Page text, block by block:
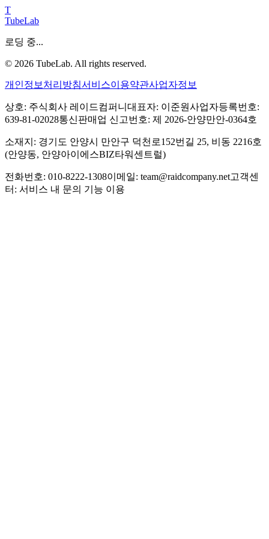
T
TubeLab
로딩 중...
© 2026 TubeLab. All rights reserved.
개인정보처리방침서비스이용약관사업자정보
상호: 주식회사 레이드컴퍼니 대표자: 이준원사업자등록번호:
639-81-02028통신판매업 신고번호: 제 2026-안양만안-0364호
소재지: 경기도 안양시 만안구 덕천로152번길 25, 비동 2216호
(안양동, 안양아이에스BIZ타워센트럴)
전화번호: 010-8222-1308이메일: team@raidcompany.net고객센
터: 서비스 내 문의 기능 이용